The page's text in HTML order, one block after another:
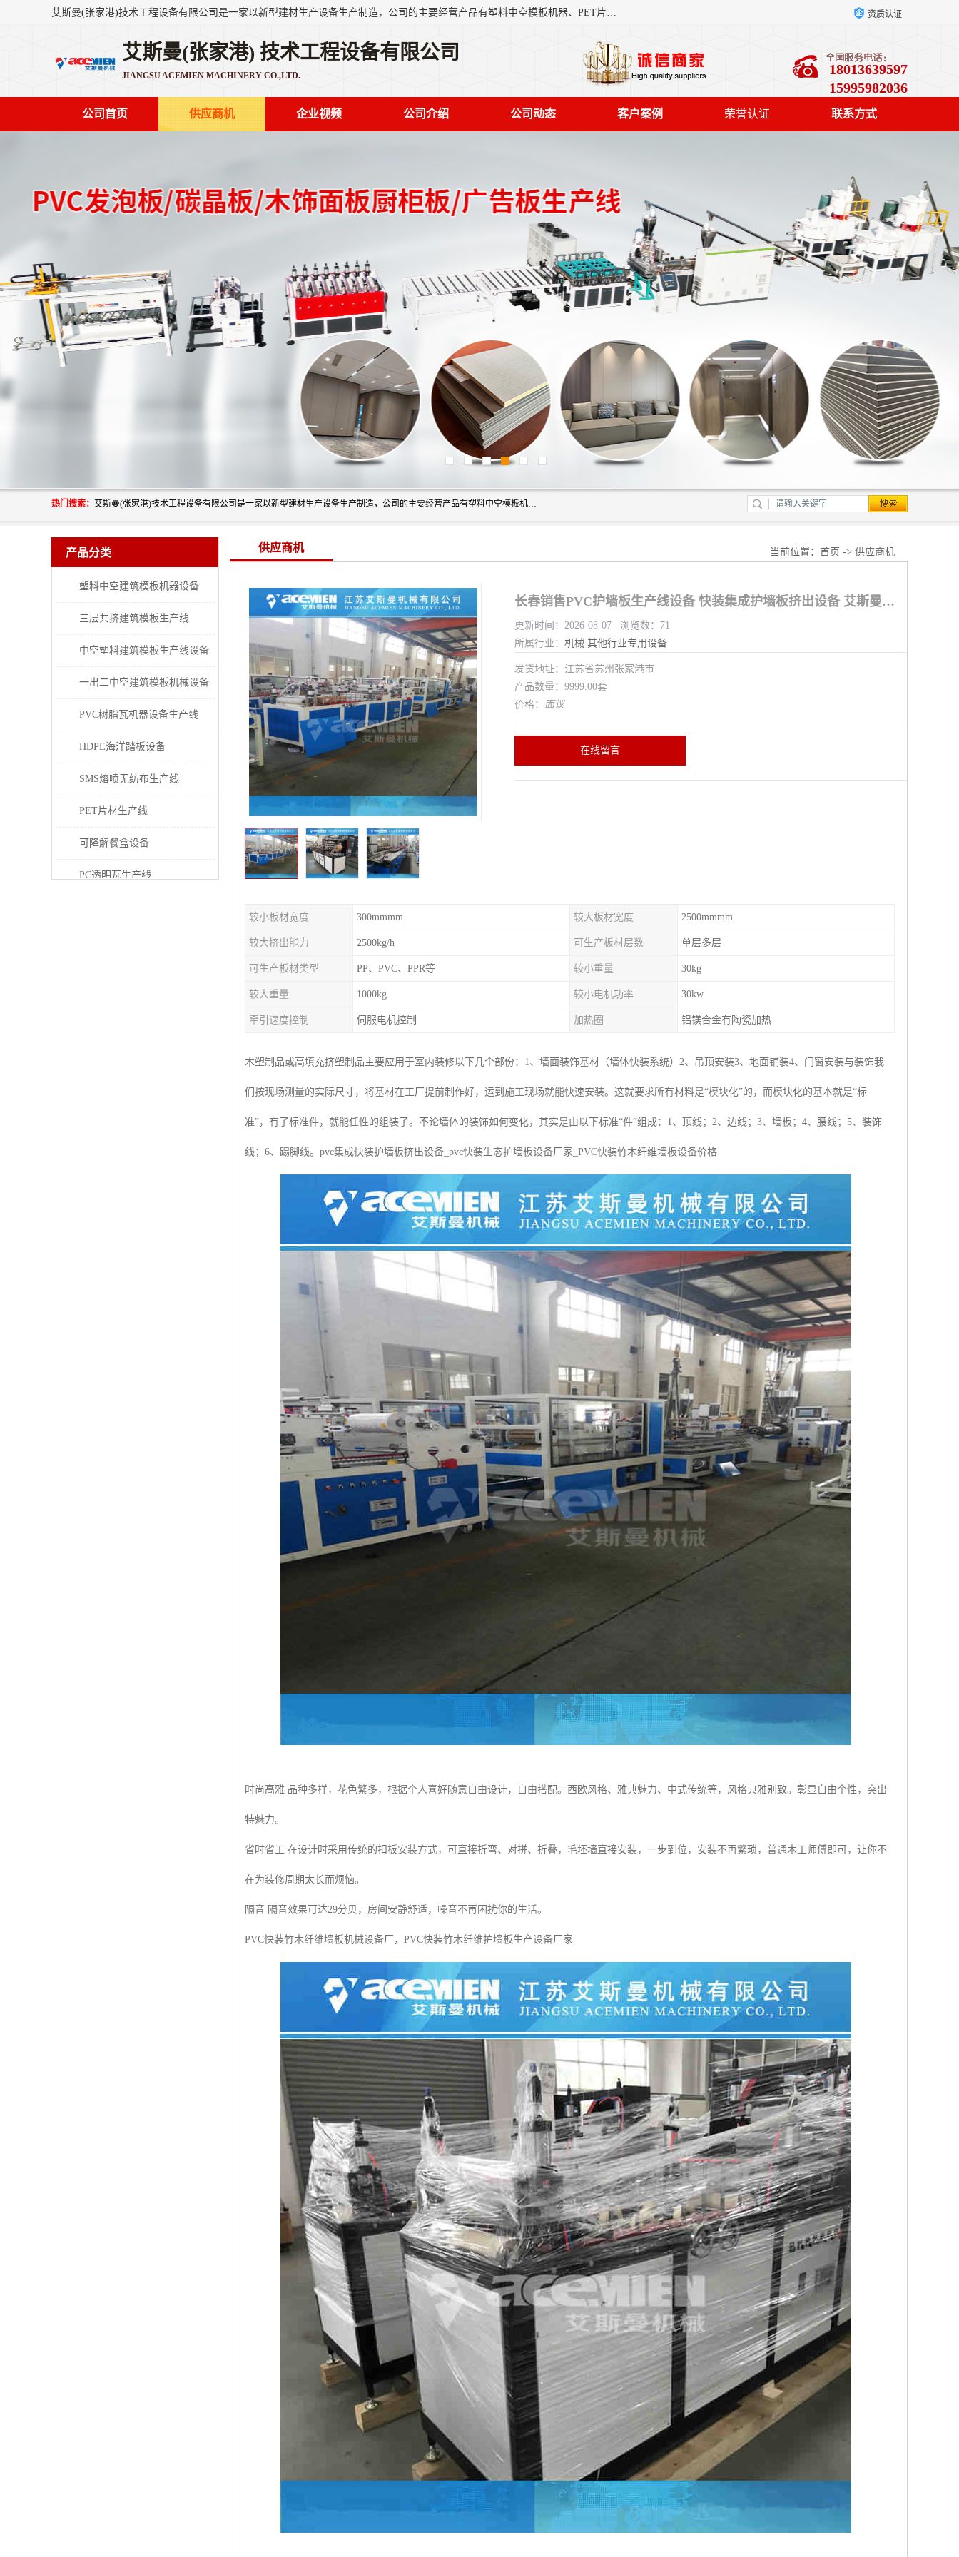
艾斯曼(张家港)技术工程设备有限公司是一家以新型建材生产设备生产制造，公司的主要经营产品有塑料中空模板机器、PET片材设备、可降解餐盒设备、树脂瓦设备、管材生产线、琉璃瓦设备等，艾斯曼机械在国内及国外享有较高盛誉拥有众多长期合作的老客户。 资质认证
艾斯曼(张家港) 技术工程设备有限公司
JIANGSU ACEMIEN MACHINERY CO.,LTD.
18013639597
15995982036
公司首页 供应商机 企业视频 公司介绍 公司动态 客户案例 荣誉认证 联系方式
热门搜索： 艾斯曼(张家港)技术工程设备有限公司是一家以新型建材生产设备生产制造，公司的主要经营产品有塑料中空模板机器、PET片材设备、可降解餐盒设备、树脂瓦设备、管材生产线、琉璃瓦设备等，艾斯曼机械在国内及国外享有较高盛誉拥有众多长期合作的老客户。
产品分类
塑料中空建筑模板机器设备
三层共挤建筑模板生产线
中空塑料建筑模板生产线设备
一出二中空建筑模板机械设备
PVC树脂瓦机器设备生产线
HDPE海洋踏板设备
SMS熔喷无纺布生产线
PET片材生产线
可降解餐盒设备
PC透明瓦生产线
供应商机 当前位置： 首页 -> 供应商机
长春销售PVC护墙板生产线设备 快装集成护墙板挤出设备 艾斯曼机械
更新时间：2026-08-07 浏览数：71
所属行业： 机械 其他行业专用设备
发货地址：江苏省苏州张家港市
产品数量：9999.00套
价格： 面议
在线留言
较小板材宽度 300mmmm 较大板材宽度 2500mmmm
较大挤出能力 2500kg/h 可生产板材层数 单层多层
可生产板材类型 PP、PVC、PPR等 较小重量 30kg
较大重量 1000kg 较小电机功率 30kw
牵引速度控制 伺服电机控制 加热圈 铝镁合金有陶瓷加热
木塑制品或高填充挤塑制品主要应用于室内装修以下几个部份：1、墙面装饰基材（墙体快装系统）2、吊顶安装3、地面铺装4、门窗安装与装饰我
们按现场测量的实际尺寸，将基材在工厂提前制作好，运到施工现场就能快速安装。这就要求所有材料是“模块化”的，而模块化的基本就是“标
准”，有了标准件，就能任性的组装了。不论墙体的装饰如何变化，其实是由以下标准“件”组成：1、顶线；2、边线；3、墙板；4、腰线；5、装饰
线；6、踢脚线。pvc集成快装护墙板挤出设备_pvc快装生态护墙板设备厂家_PVC快装竹木纤维墙板设备价格
时尚高雅 品种多样，花色繁多，根据个人喜好随意自由设计，自由搭配。西欧风格、雅典魅力、中式传统等，风格典雅别致。彰显自由个性，突出
特魅力。
省时省工 在设计时采用传统的扣板安装方式，可直接折弯、对拼、折叠，毛坯墙直接安装，一步到位，安装不再繁琐，普通木工师傅即可，让你不
在为装修周期太长而烦恼。
隔音 隔音效果可达29分贝，房间安静舒适，噪音不再困扰你的生活。
PVC快装竹木纤维墙板机械设备厂，PVC快装竹木纤维护墙板生产设备厂家